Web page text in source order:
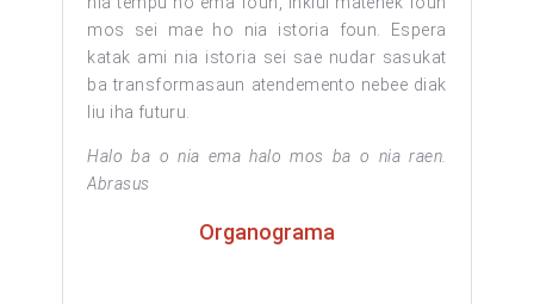
mos sei mae ho nia istoria foun. Espera
katak ami nia istoria sei sae nudar sasukat
ba transformasaun atendemento nebee diak
liu iha futuru.
Halo ba o nia ema halo mos ba o nia raen.
Abrasus
Organograma